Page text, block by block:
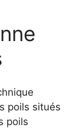
poils situés
poils